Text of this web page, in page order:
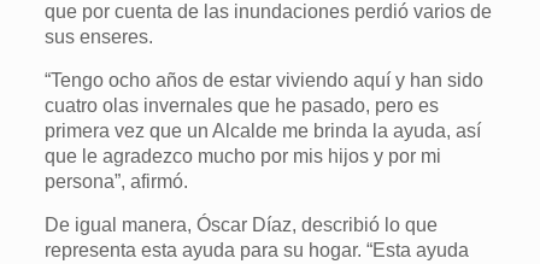
que por cuenta de las inundaciones perdió varios de
sus enseres.
“Tengo ocho años de estar viviendo aquí y han sido
cuatro olas invernales que he pasado, pero es
primera vez que un Alcalde me brinda la ayuda, así
que le agradezco mucho por mis hijos y por mi
persona”, afirmó.
De igual manera, Óscar Díaz, describió lo que
representa esta ayuda para su hogar. “Esta ayuda